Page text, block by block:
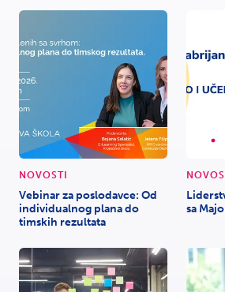
NOVOSTI
Vebinar za poslodavce: Od
individualnog plana do
timskih rezultata
sa